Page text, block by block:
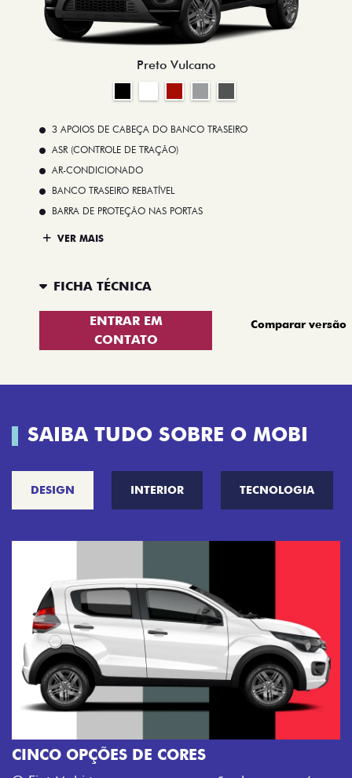
Preto Vulcano
3 APOIOS DE CABEÇA DO BANCO TRASEIRO
ASR (CONTROLE DE TRAÇÃO)
AR-CONDICIONADO
BANCO TRASEIRO REBATÍVEL
BARRA DE PROTEÇÃO NAS PORTAS
VER MAIS
FICHA TÉCNICA
ENTRAR EM
CONTATO
Comparar versão
SAIBA TUDO SOBRE O MOBI
DESIGN INTERIOR TECNOLOGIA
CINCO OPÇÕES DE CORES